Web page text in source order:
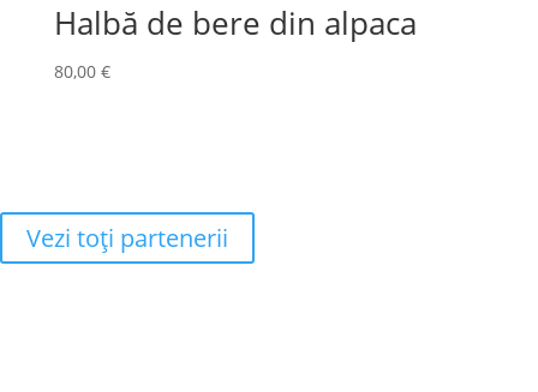
Halbă de bere din alpaca
80,00 €
Vezi toţi partenerii